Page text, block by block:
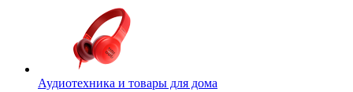
Аудиотехника и товары для дома